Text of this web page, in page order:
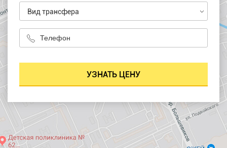
Вид трансфера